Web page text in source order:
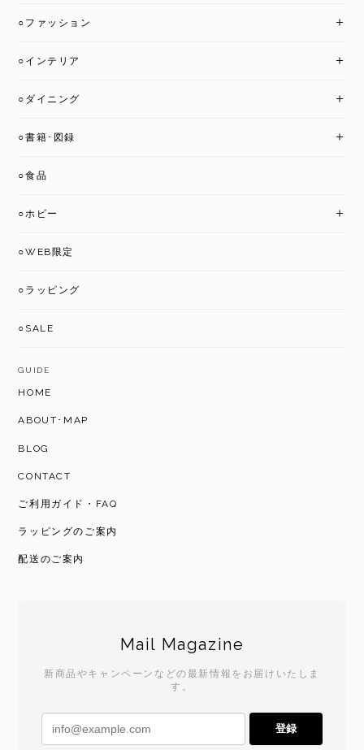
○ファッション
○インテリア
○ダイニング
○書籍･図録
○食品
○ホビー
○WEB限定
○ラッピング
○SALE
GUIDE
HOME
ABOUT･MAP
BLOG
CONTACT
ご利用ガイド・FAQ
ラッピングのご案内
配送のご案内
Mail Magazine
新商品やキャンペーンなどの最新情報をお届けいたしま
す。
登録